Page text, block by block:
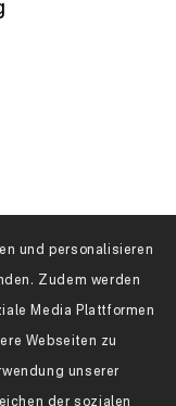
und personalisieren
Zudem werden
Media Plattformen
Webseiten zu
unserer
der sozialen